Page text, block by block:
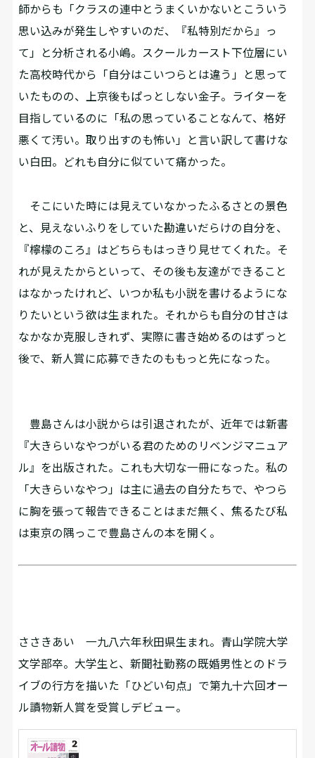
師からも「クラスの連中とうまくいかないとこういう
思い込みが発生しやすいのだ、『私特別だから』っ
て」と分析される小嶋。スクールカースト下位層にい
た高校時代から「自分はこいつらとは違う」と思って
いたものの、上京後もぱっとしない金子。ライターを
目指しているのに「私の思っていることなんて、格好
悪くて汚い。取り出すのも怖い」と言い訳して書けな
い白田。どれも自分に似ていて痛かった。
そこにいた時には見えていなかったふるさとの景色
と、見えないふりをしていた勘違いだらけの自分を、
『檸檬のころ』はどちらもはっきり見せてくれた。そ
れが見えたからといって、その後も友達ができること
はなかったけれど、いつか私も小説を書けるようにな
りたいという欲は生まれた。それからも自分の甘さは
なかなか克服しきれず、実際に書き始めるのはずっと
後で、新人賞に応募できたのももっと先になった。
豊島さんは小説からは引退されたが、近年では新書
『大きらいなやつがいる君のためのリベンジマニュア
ル』を出版された。これも大切な一冊になった。私の
「大きらいなやつ」は主に過去の自分たちで、やつら
に胸を張って報告できることはまだ無く、焦るたび私
は東京の隅っこで豊島さんの本を開く。
ささきあい 一九八六年秋田県生まれ。青山学院大学
文学部卒。大学生と、新聞社勤務の既婚男性とのドラ
イブの行方を描いた「ひどい句点」で第九十六回オー
ル讀物新人賞を受賞しデビュー。